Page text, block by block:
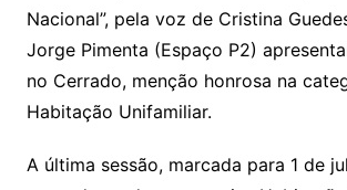
Nacional”, pela voz de Cristina
Jorge Pimenta (Espaço P2)
no Cerrado, menção honrosa na
Habitação Unifamiliar.
A última sessão, marcada para 1 de